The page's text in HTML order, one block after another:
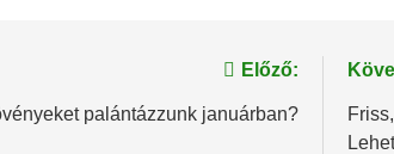
Előző:
palántázzunk januárban?